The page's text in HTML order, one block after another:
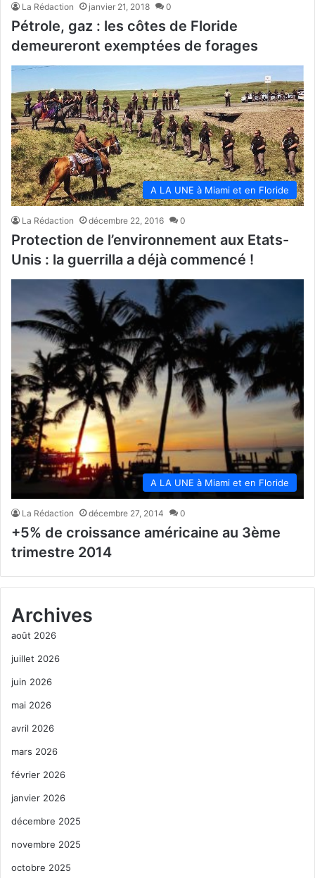
La Rédaction janvier 21, 2018 0
Pétrole, gaz : les côtes de Floride
demeureront exemptées de forages
A LA UNE à Miami et en Floride
La Rédaction décembre 22, 2016 0
Protection de l’environnement aux Etats-
Unis : la guerrilla a déjà commencé !
A LA UNE à Miami et en Floride
La Rédaction décembre 27, 2014 0
+5% de croissance américaine au 3ème
trimestre 2014
Archives
août 2026
juillet 2026
juin 2026
mai 2026
avril 2026
mars 2026
février 2026
janvier 2026
décembre 2025
novembre 2025
octobre 2025